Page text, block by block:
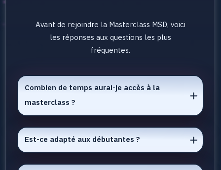
Avant de rejoindre la Masterclass MSD, voici
les réponses aux questions les plus
fréquentes.
Combien de temps aurai-je accès à la
masterclass ?
Est-ce adapté aux débutantes ?